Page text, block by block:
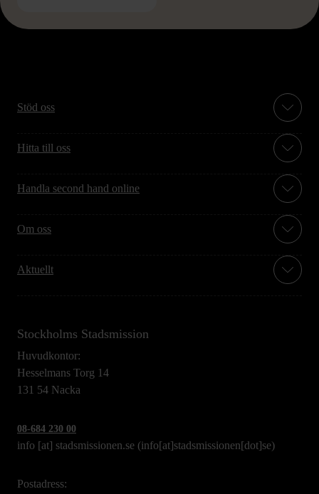
Stöd oss
Hitta till oss
Handla second hand online
Om oss
Aktuellt
Stockholms Stadsmission
Huvudkontor:
Hesselmans Torg 14
131 54 Nacka
08-684 230 00
info [at] stadsmissionen.se (info[at]stadsmissionen[dot]se)
Postadress: